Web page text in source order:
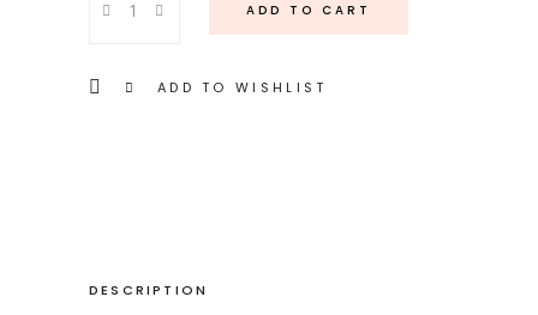
Product
ADD TO CART
ADD TO WISHLIST
DESCRIPTION